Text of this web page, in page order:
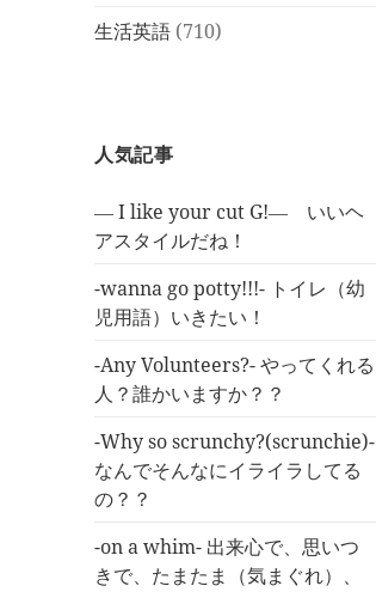
生活英語 (710)
人気記事
― I like your cut G!― いいヘ
アスタイルだね！
-wanna go potty!!!- トイレ（幼
児用語）いきたい！
-Any Volunteers?- やってくれる
人？誰かいますか？？
-Why so scrunchy?(scrunchie)-
なんでそんなにイライラしてる
の？？
-on a whim- 出来心で、思いつ
きで、たまたま（気まぐれ）、